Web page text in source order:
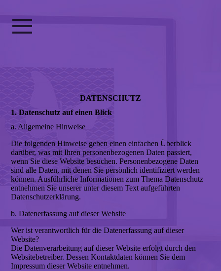
DATEN­SCHUTZ
1. Datenschutz auf einen Blick
a. Allgemeine Hinweise
Die folgenden Hinweise geben einen einfachen Überblick
darüber, was mit Ihren personenbezogenen Daten passiert,
wenn Sie diese Website besuchen. Personenbezogene Daten
sind alle Daten, mit denen Sie persönlich identifiziert werden
können. Ausführliche Informationen zum Thema Datenschutz
entnehmen Sie unserer unter diesem Text aufgeführten
Datenschutzerklärung.
b. Datenerfassung auf dieser Website
Wer ist verantwortlich für die Datenerfassung auf dieser
Website?
Die Datenverarbeitung auf dieser Website erfolgt durch den
Websitebetreiber. Dessen Kontaktdaten können Sie dem
Impressum dieser Website entnehmen.